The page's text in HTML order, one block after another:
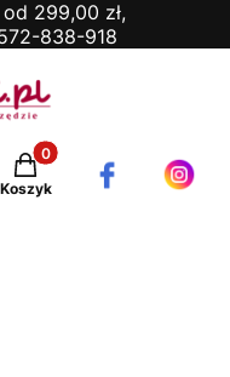
299,00 zł,
838-918
Produkty w koszyku: 0.
Koszyk